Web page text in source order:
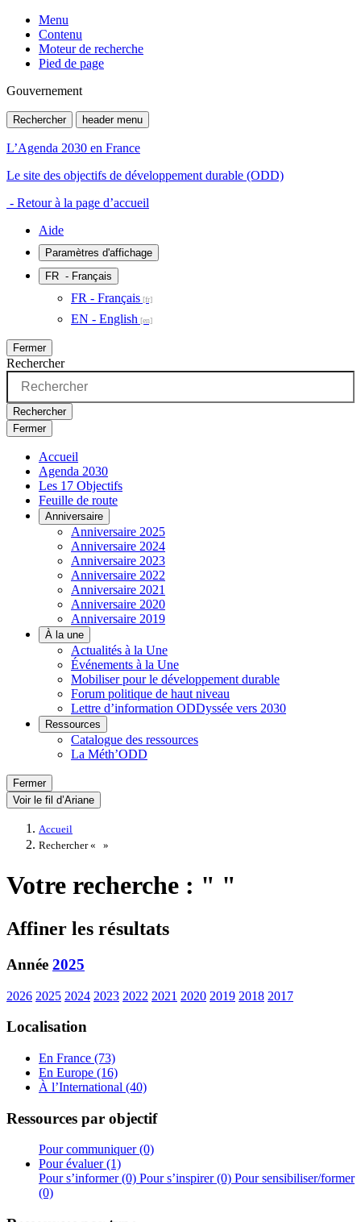
Menu
Contenu
Moteur de recherche
Pied de page
Gouvernement
Rechercher header menu
L’Agenda 2030 en France
Le site des objectifs de développement durable (ODD)
- Retour à la page d’accueil
Aide
Paramètres d'affichage
FR - Français
FR - Français
EN - English
Fermer
Rechercher
Rechercher
Fermer
Accueil
Agenda 2030
Les 17 Objectifs
Feuille de route
Anniversaire
Anniversaire 2025
Anniversaire 2024
Anniversaire 2023
Anniversaire 2022
Anniversaire 2021
Anniversaire 2020
Anniversaire 2019
À la une
Actualités à la Une
Événements à la Une
Mobiliser pour le développement durable
Forum politique de haut niveau
Lettre d’information ODDyssée vers 2030
Ressources
Catalogue des ressources
La Méth’ODD
Fermer
Voir le fil d’Ariane
Accueil
Rechercher «
»
Votre recherche : " "
Affiner les résultats
Année 2025
2026 2025 2024 2023 2022 2021 2020 2019 2018 2017
Localisation
En France (73)
En Europe (16)
À l’International (40)
Ressources par objectif
Pour communiquer (0)
Pour évaluer (1)
Pour s’informer (0) Pour s’inspirer (0) Pour sensibiliser/former
(0)